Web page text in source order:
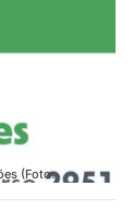
(Foto: